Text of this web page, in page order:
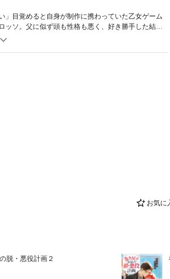
お気に
脱・悪役計画２
」目覚めると自身が制作に携わっていた乙女ゲーム
ッソ。父に似ず頭も性格も悪く、好き勝手した結果
ぬ……はずだったが、死ぬ寸前に白猫と契約して人
からの悪意を撥ね除け、脱・悪役を胸に二度目の
に書籍化！！ ※電子版は単行本をもとに編集して